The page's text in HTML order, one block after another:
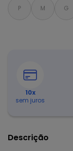
P M G
10x
sem juros
Descrição